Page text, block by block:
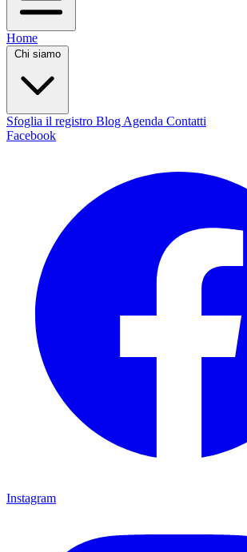
Home
Chi siamo
Sfoglia il registro Blog Agenda Contatti
Facebook
Instagram